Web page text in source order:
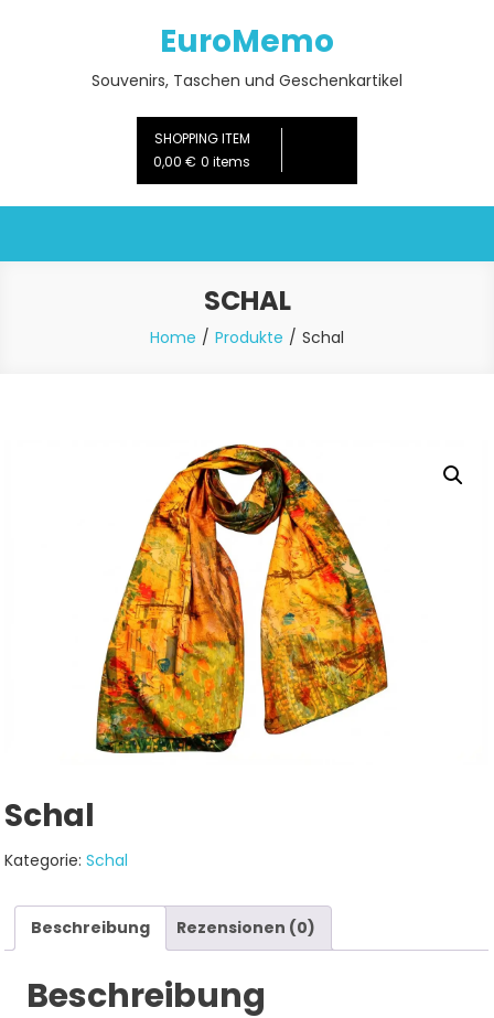
EuroMemo
Souvenirs, Taschen und Geschenkartikel
SHOPPING ITEM
0,00 € 0 items
SCHAL
Home Produkte Schal
Schal
Kategorie:Schal
Beschreibung Rezensionen (0)
Beschreibung